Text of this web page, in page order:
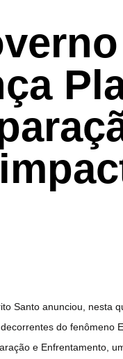
Santo anunciou, nesta
do fenômeno
e Enfrentamento,